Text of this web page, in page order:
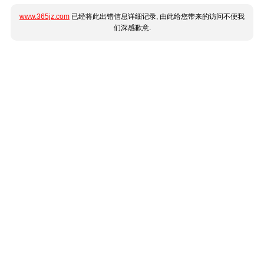
www.365jz.com 已经将此出错信息详细记录, 由此给您带来的访问不便我
们深感歉意.